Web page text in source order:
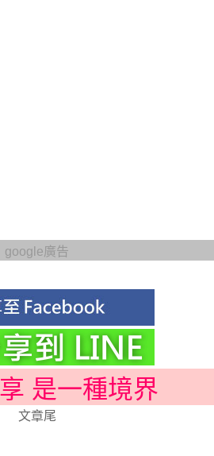
google廣告
是一種境界
文章尾